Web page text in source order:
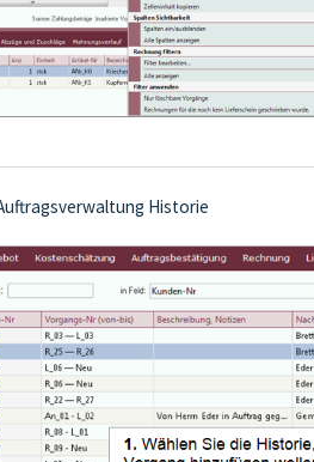
Historie